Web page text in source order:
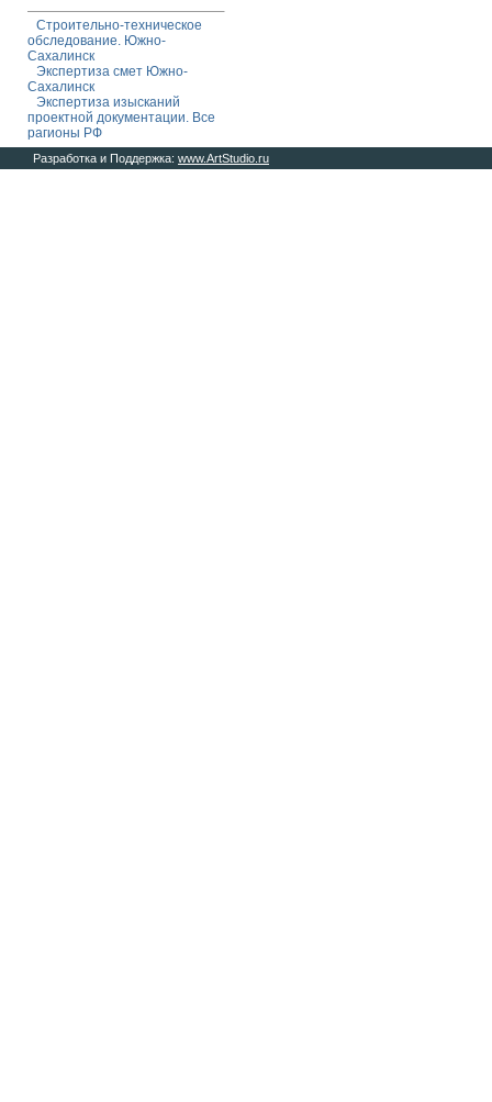
Строительно-техническое
обследование. Южно-
Сахалинск
Экспертиза смет Южно-
Сахалинск
Экспертиза изысканий
проектной документации. Все
рагионы РФ
Разработка и Поддержка: www.ArtStudio.ru